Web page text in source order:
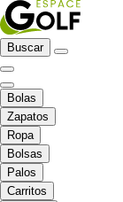
Buscar
Bolas
Zapatos
Ropa
Bolsas
Palos
Carritos